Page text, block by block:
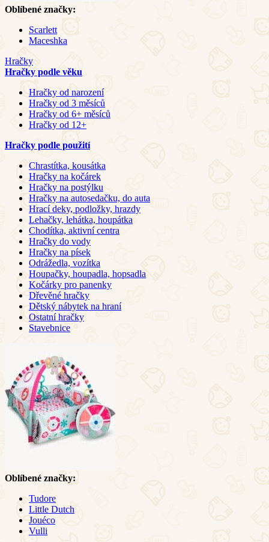
Oblíbené značky:
Scarlett
Maceshka
Hračky
Hračky podle věku
Hračky od narození
Hračky od 3 měsíců
Hračky od 6+ měsíců
Hračky od 12+
Hračky podle použití
Chrastítka, kousátka
Hračky na kočárek
Hračky na postýlku
Hračky na autosedačku, do auta
Hrací deky, podložky, hrazdy
Lehačky, lehátka, houpátka
Chodítka, aktivní centra
Hračky do vody
Hračky na písek
Odrážedla, vozítka
Houpačky, houpadla, hopsadla
Kočárky pro panenky
Dřevěné hračky
Dětský nábytek na hraní
Ostatní hračky
Stavebnice
Oblíbené značky:
Tudore
Little Dutch
Jouéco
Vulli